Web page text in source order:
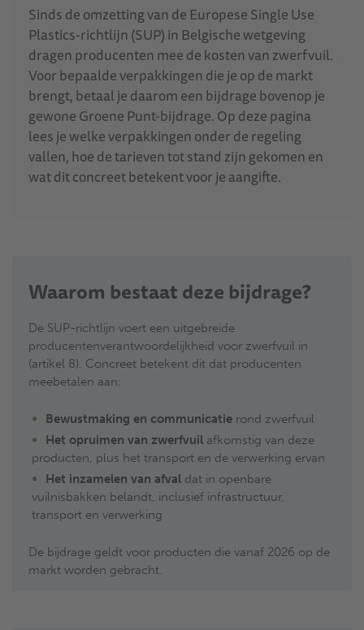
Sinds de omzetting van de Europese Single Use
Plastics-richtlijn (SUP) in Belgische wetgeving
dragen producenten mee de kosten van zwerfvuil.
Voor bepaalde verpakkingen die je op de markt
brengt, betaal je daarom een bijdrage bovenop je
gewone Groene Punt-bijdrage. Op deze pagina
lees je welke verpakkingen onder de regeling
vallen, hoe de tarieven tot stand zijn gekomen en
wat dit concreet betekent voor je aangifte.
Waarom bestaat deze bijdrage?
De SUP-richtlijn voert een uitgebreide
producentenverantwoordelijkheid voor zwerfvuil in
(artikel 8). Concreet betekent dit dat producenten
meebetalen aan:
Bewustmaking en communicatie rond zwerfvuil
Het opruimen van zwerfvuil afkomstig van deze
producten, plus het transport en de verwerking ervan
Het inzamelen van afval dat in openbare
vuilnisbakken belandt, inclusief infrastructuur,
transport en verwerking
De bijdrage geldt voor producten die vanaf 2026 op de
markt worden gebracht.